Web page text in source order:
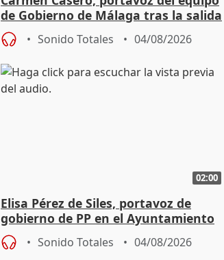
de Gobierno de Málaga tras la salida
de Pérez de Siles
Sonido Totales 04/08/2026
02:00
Elisa Pérez de Siles, portavoz de
gobierno de PP en el Ayuntamiento
de Málaga, deja la política
Sonido Totales 04/08/2026